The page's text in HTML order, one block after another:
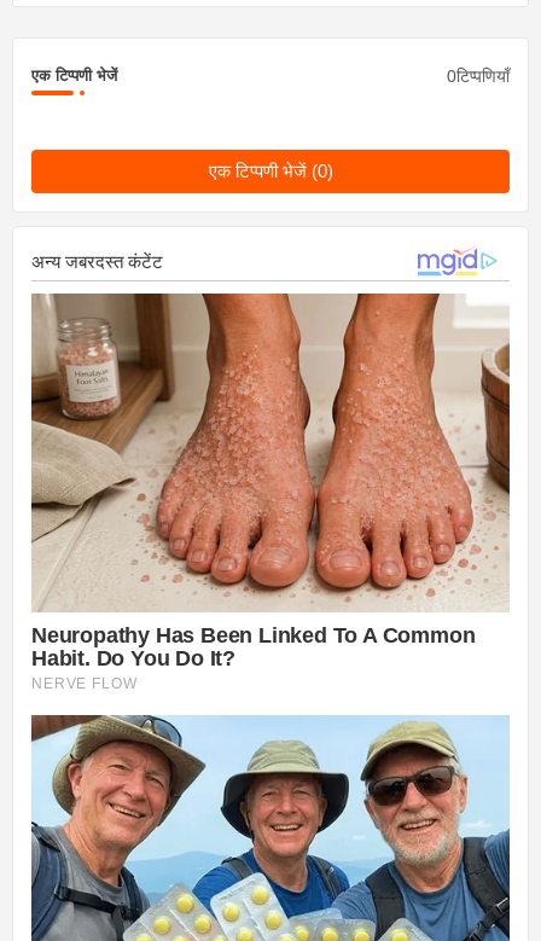
एक टिप्पणी भेजें 0टिप्पणियाँ
एक टिप्पणी भेजें (0)